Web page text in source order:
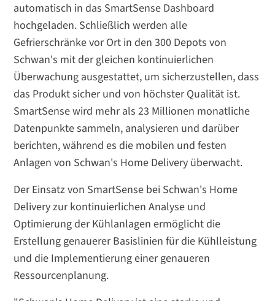
automatisch in das SmartSense Dashboard
hochgeladen. Schließlich werden alle
Gefrierschränke vor Ort in den 300 Depots von
Schwan's mit der gleichen kontinuierlichen
Überwachung ausgestattet, um sicherzustellen, dass
das Produkt sicher und von höchster Qualität ist.
SmartSense wird mehr als 23 Millionen monatliche
Datenpunkte sammeln, analysieren und darüber
berichten, während es die mobilen und festen
Anlagen von Schwan's Home Delivery überwacht.
Der Einsatz von SmartSense bei Schwan's Home
Delivery zur kontinuierlichen Analyse und
Optimierung der Kühlanlagen ermöglicht die
Erstellung genauerer Basislinien für die Kühlleistung
und die Implementierung einer genaueren
Ressourcenplanung.